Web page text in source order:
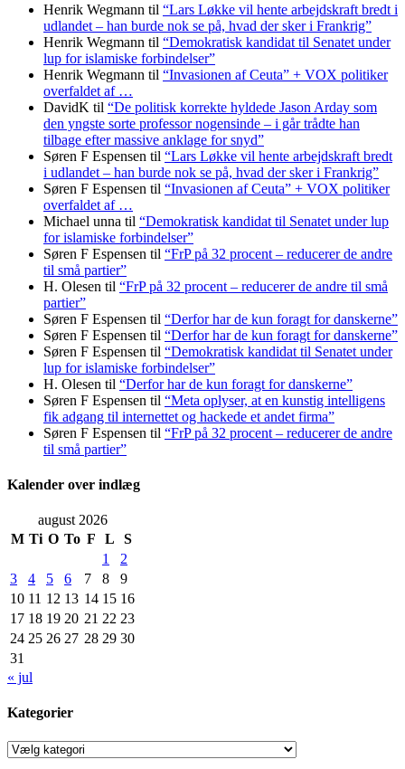
Henrik Wegmann til “Lars Løkke vil hente arbejdskraft bredt i
udlandet – han burde nok se på, hvad der sker i Frankrig”
Henrik Wegmann til “Demokratisk kandidat til Senatet under
lup for islamiske forbindelser”
Henrik Wegmann til “Invasionen af Ceuta” + VOX politiker
overfaldet af …
DavidK til “De politisk korrekte hyldede Jason Arday som
den yngste sorte professor nogensinde – i går trådte han
tilbage efter massive anklage for snyd”
Søren F Espensen til “Lars Løkke vil hente arbejdskraft bredt
i udlandet – han burde nok se på, hvad der sker i Frankrig”
Søren F Espensen til “Invasionen af Ceuta” + VOX politiker
overfaldet af …
Michael unna til “Demokratisk kandidat til Senatet under lup
for islamiske forbindelser”
Søren F Espensen til “FrP på 32 procent – reducerer de andre
til små partier”
H. Olesen til “FrP på 32 procent – reducerer de andre til små
partier”
Søren F Espensen til “Derfor har de kun foragt for danskerne”
Søren F Espensen til “Derfor har de kun foragt for danskerne”
Søren F Espensen til “Demokratisk kandidat til Senatet under
lup for islamiske forbindelser”
H. Olesen til “Derfor har de kun foragt for danskerne”
Søren F Espensen til “Meta oplyser, at en kunstig intelligens
fik adgang til internettet og hackede et andet firma”
Søren F Espensen til “FrP på 32 procent – reducerer de andre
til små partier”
Kalender over indlæg
august 2026
M Ti O To F L
S
1
2
3
4 5 6 7 8
9
10 11 12 13 14 15 16
17 18 19 20 21 22 23
24 25 26 27 28 29 30
31
« jul
Kategorier
Kategorier